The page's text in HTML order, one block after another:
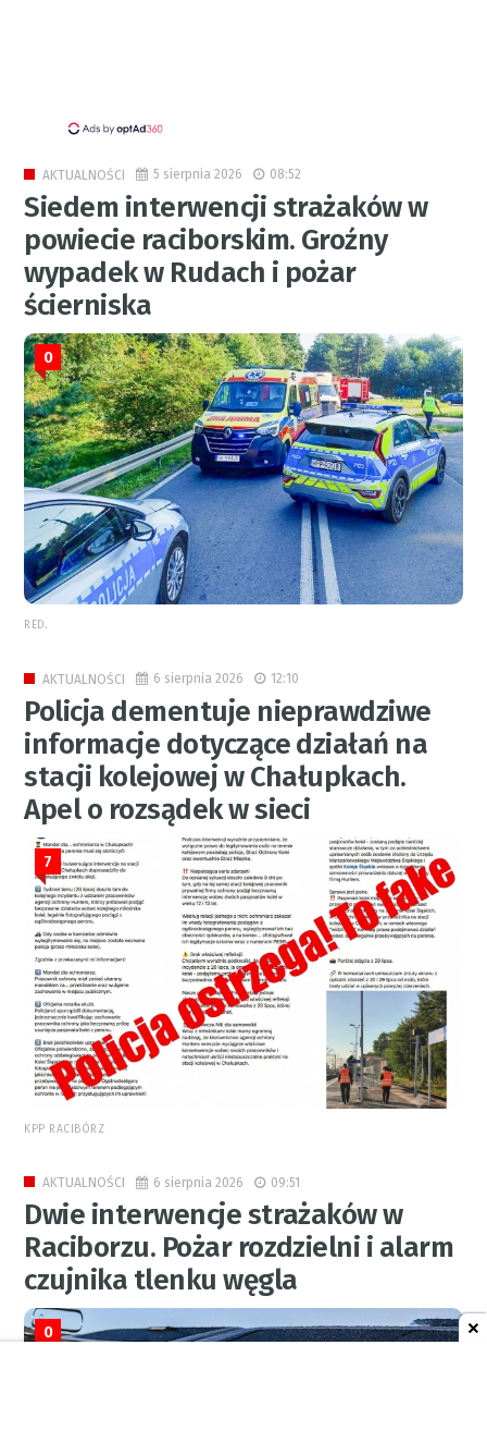
AKTUALNOŚCI 5 sierpnia 2026 08:52
Siedem interwencji strażaków w
powiecie raciborskim. Groźny
wypadek w Rudach i pożar
ścierniska
0
RED.
AKTUALNOŚCI 6 sierpnia 2026 12:10
Policja dementuje nieprawdziwe
informacje dotyczące działań na
stacji kolejowej w Chałupkach.
Apel o rozsądek w sieci
7
KPP RACIBÓRZ
AKTUALNOŚCI 6 sierpnia 2026 09:51
Dwie interwencje strażaków w
Raciborzu. Pożar rozdzielni i alarm
czujnika tlenku węgla
0